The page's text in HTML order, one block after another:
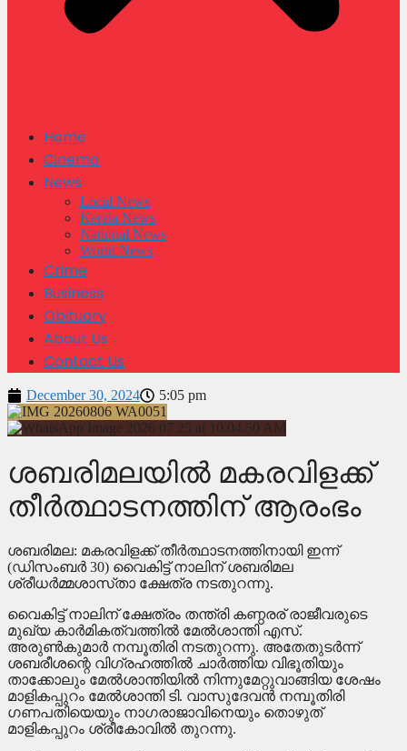
Home
Cinema
News
Local News
Kerala News
National News
World News
Crime
Business
Obituary
About Us
Contact Us
December 30, 2024 5:05 pm
ശബരിമലയിൽ മകരവിളക്ക്
തീർത്ഥാടനത്തിന് ആരംഭം
ശബരിമല: മകരവിളക്ക് തീർത്ഥാടനത്തിനായി ഇന്ന്
(ഡിസംബർ 30) വൈകിട്ട് നാലിന് ശബരിമല
ശ്രീധർമ്മശാസ്‌താ ക്ഷേത്ര നടതുറന്നു.
വൈകിട്ട് നാലിന് ക്ഷേത്രം തന്ത്രി കണ്ഠരര് രാജീവരുടെ
മുഖ്യ കാർമികത്വത്തിൽ മേൽശാന്തി എസ്.
അരുൺകുമാർ നമ്പൂതിരി നടതുറന്നു. അതേതുടർന്ന്
ശബരീശന്റെ വിഗ്രഹത്തിൽ ചാർത്തിയ വിഭൂതിയും
താക്കോലും മേൽശാന്തിയിൽ നിന്നുമേറ്റുവാങ്ങിയ ശേഷം
മാളികപ്പുറം മേൽശാന്തി ടി. വാസുദേവൻ നമ്പൂതിരി
ഗണപതിയെയും നാഗരാജാവിനെയും തൊഴുത്
മാളികപ്പുറം ശ്രീകോവിൽ തുറന്നു.